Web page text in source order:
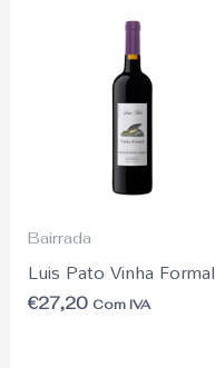
Bairrada
Luis Pato Vinha Formal
€27,20 Com IVA